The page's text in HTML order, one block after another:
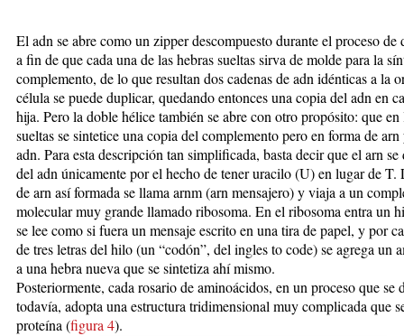
El adn se abre como un zipper descompuesto durante el proceso de
a fin de que cada una de las hebras sueltas sirva de molde para la
complemento, de lo que resultan dos cadenas de adn idénticas a la
célula se puede duplicar, quedando entonces una copia del adn en
hija. Pero la doble hélice también se abre con otro propósito: que en
sueltas se sintetice una copia del complemento pero en forma de
adn. Para esta descripción tan simplificada, basta decir que el arn se
del adn únicamente por el hecho de tener uracilo (U) en lugar de T.
de arn así formada se llama arnm (arn mensajero) y viaja a un
molecular muy grande llamado ribosoma. En el ribosoma entra un
se lee como si fuera un mensaje escrito en una tira de papel, y por
de tres letras del hilo (un “codón”, del ingles to code) se agrega un
a una hebra nueva que se sintetiza ahí mismo.
Posteriormente, cada rosario de aminoácidos, en un proceso que se
todavía, adopta una estructura tridimensional muy complicada que
proteína (figura 4).